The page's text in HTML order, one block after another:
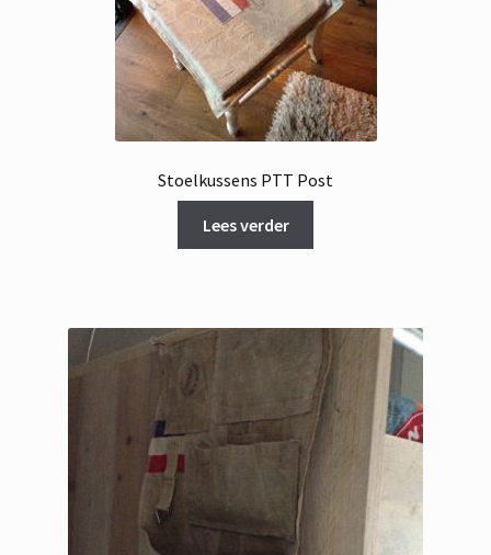
Stoelkussens PTT Post
Lees verder